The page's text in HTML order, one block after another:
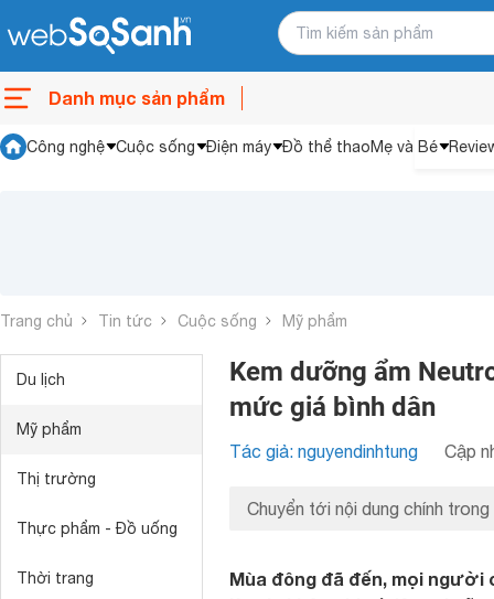
Danh mục sản phẩm
Công nghệ Cuộc sống Điện máy Đồ thể thaoMẹ và Bé
Trang chủ Tin tức Cuộc sống Mỹ phẩm
Du lịch
Mỹ phẩm
Thị trường
Thực phẩm - Đồ uống
Thời trang
Kem dưỡng ẩm
mức giá bình dân
Tác giả: nguyendinhtung Cập
Chuyển tới nội dung chính trong
Mùa đông đã đến, mọi người